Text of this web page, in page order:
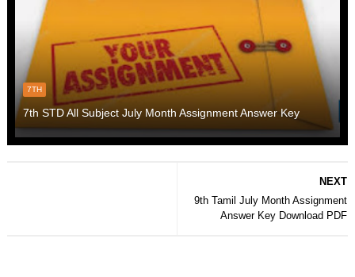
7TH
7th STD All Subject July Month Assignment Answer Key
NEXT
9th Tamil July Month Assignment
Answer Key Download PDF